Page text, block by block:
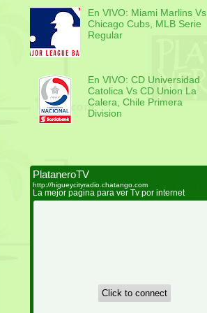
En VIVO: Miami Marlins Vs
Chicago Cubs, MLB Serie
Regular
En VIVO: CD Universidad
Catolica Vs CD Union La
Calera, Chile Primera
Division